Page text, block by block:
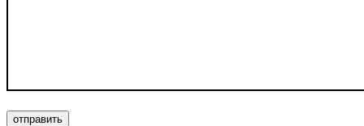
отправить